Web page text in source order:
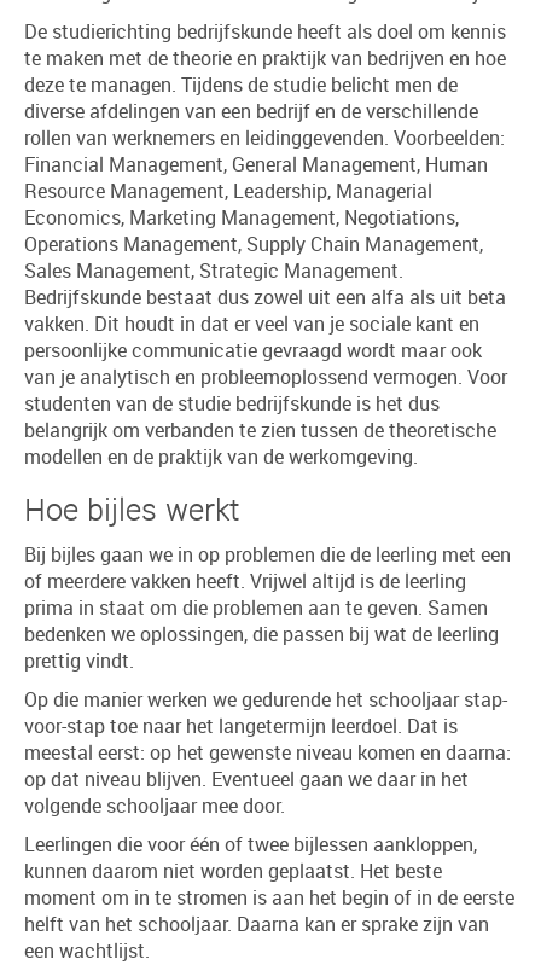
De studierichting bedrijfskunde heeft als doel om kennis
te maken met de theorie en praktijk van bedrijven en hoe
deze te managen. Tijdens de studie belicht men de
diverse afdelingen van een bedrijf en de verschillende
rollen van werknemers en leidinggevenden. Voorbeelden:
Financial Management, General Management, Human
Resource Management, Leadership, Managerial
Economics, Marketing Management, Negotiations,
Operations Management, Supply Chain Management,
Sales Management, Strategic Management.
Bedrijfskunde bestaat dus zowel uit een alfa als uit beta
vakken. Dit houdt in dat er veel van je sociale kant en
persoonlijke communicatie gevraagd wordt maar ook
van je analytisch en probleemoplossend vermogen. Voor
studenten van de studie bedrijfskunde is het dus
belangrijk om verbanden te zien tussen de theoretische
modellen en de praktijk van de werkomgeving.
Hoe bijles werkt
Bij bijles gaan we in op problemen die de leerling met een
of meerdere vakken heeft. Vrijwel altijd is de leerling
prima in staat om die problemen aan te geven. Samen
bedenken we oplossingen, die passen bij wat de leerling
prettig vindt.
Op die manier werken we gedurende het schooljaar stap-
voor-stap toe naar het langetermijn leerdoel. Dat is
meestal eerst: op het gewenste niveau komen en daarna:
op dat niveau blijven. Eventueel gaan we daar in het
volgende schooljaar mee door.
Leerlingen die voor één of twee bijlessen aankloppen,
kunnen daarom niet worden geplaatst. Het beste
moment om in te stromen is aan het begin of in de eerste
helft van het schooljaar. Daarna kan er sprake zijn van
een wachtlijst.